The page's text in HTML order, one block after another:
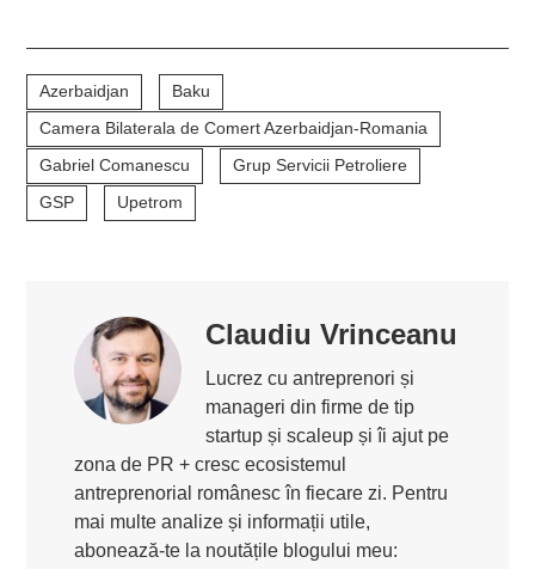
Azerbaidjan
Baku
Camera Bilaterala de Comert Azerbaidjan-Romania
Gabriel Comanescu
Grup Servicii Petroliere
GSP
Upetrom
Claudiu Vrinceanu
Lucrez cu antreprenori și
manageri din firme de tip
startup și scaleup și îi ajut pe
zona de PR + cresc ecosistemul
antreprenorial românesc în fiecare zi. Pentru
mai multe analize și informații utile,
abonează-te la noutățile blogului meu: